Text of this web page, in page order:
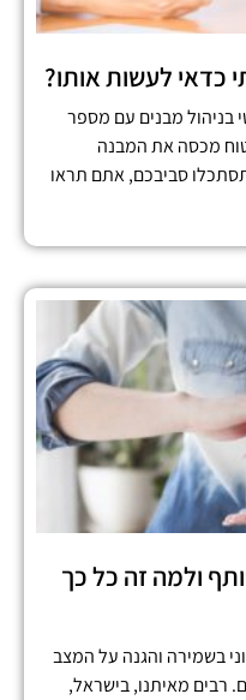
כדאי לעשות אותו?
בניהול מבנים עם מספר
מכסה את המבנה
סביבכם, אתם תראו
ולמה זה כל כך
בשמירה והגנה על המצב
רבים מאיתנו, בישראל,